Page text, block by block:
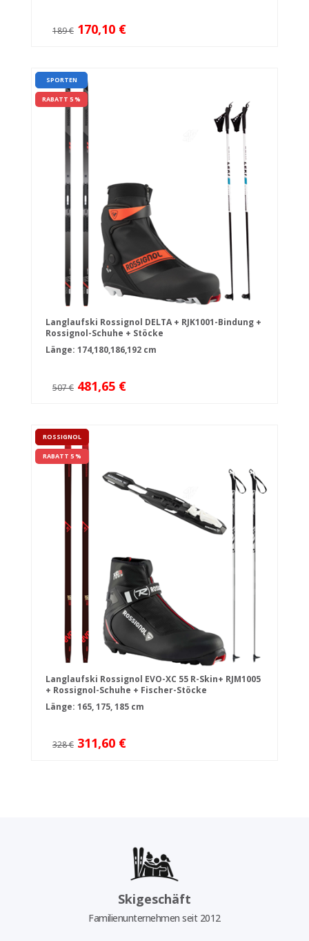
189 € 170,10 €
SPORTEN
RABATT 5 %
Langlaufski Rossignol DELTA + RJK1001-Bindung +
Rossignol-Schuhe + Stöcke
Länge: 174,180,186,192 cm
507 € 481,65 €
ROSSIGNOL
RABATT 5 %
Langlaufski Rossignol EVO-XC 55 R-Skin+ RJM1005
+ Rossignol-Schuhe + Fischer-Stöcke
Länge: 165, 175, 185 cm
328 € 311,60 €
Skigeschäft
Familienunternehmen seit 2012